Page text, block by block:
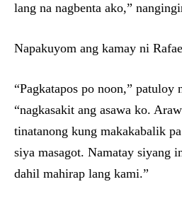
lang na nagbenta ako,”
Napakuyom ang kamay ni
“Pagkatapos po noon,”
“nagkasakit ang asawa ko.
tinatanong kung makakabalik
siya masagot. Namatay siyang
dahil mahirap lang kami.”